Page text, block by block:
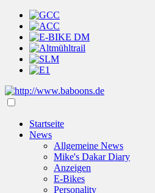
Startseite
News
Allgemeine News
Mike's Dakar Diary
Anzeigen
E-Bikes
Personality